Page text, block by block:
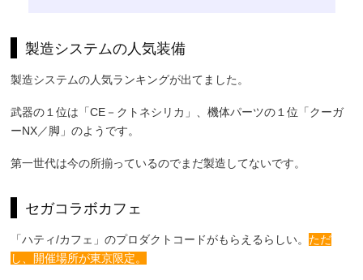
製造システムの人気装備
製造システムの人気ランキングが出てました。
武器の１位は「CE－クトネシリカ」、機体パーツの１位「クーガ
ーNX／脚」のようです。
第一世代は今の所揃っているのでまだ製造してないです。
セガコラボカフェ
「ハティ/カフェ」のプロダクトコードがもらえるらしい。 ただ
し、開催場所が東京限定。